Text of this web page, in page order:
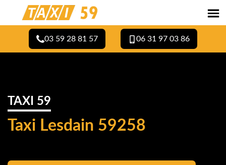
03 59 28 81 57 06 31 97 03 86
TAXI 59
Taxi Lesdain 59258